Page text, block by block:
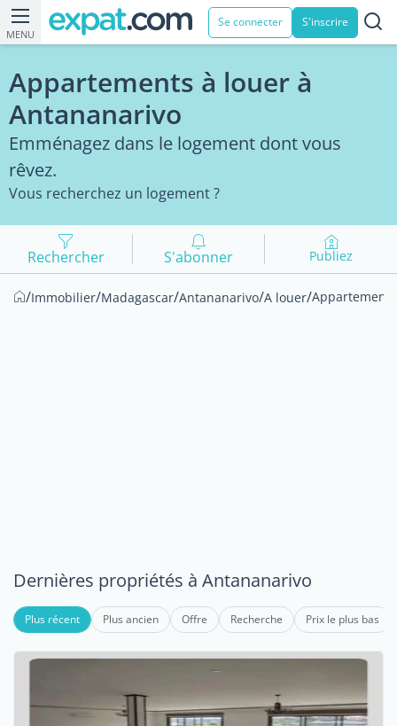
MENU
Se connecter S'inscrire
Appartements à louer à
Antananarivo
Emménagez dans le logement dont vous
rêvez.
Vous recherchez un logement ?
Rechercher S'abonner Publiez
/Immobilier/Madagascar/Antananarivo/A louer/Appartements
Dernières propriétés à Antananarivo
Plus récent Plus ancien Offre Recherche Prix le plus bas